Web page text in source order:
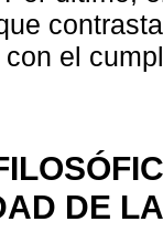
el
DE